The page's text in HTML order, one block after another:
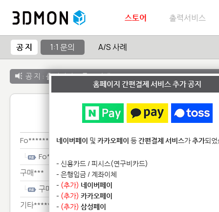
스토어 출력서비스
공 지 1:1 문의 A/S 사례
공 지 : 출력서비스 종료 안내
1:1 문
Fo********************
Fo********************
구매***
구매***
기타**************
홈페이지 간편결제 서비스 추가 공지
네이버페이 및 카카오페이 등간편결제 서비스가추가되
- 신용카드 / 피시스(연구비카드)
- 은행입금 / 계좌이체
- (추가) 네이버페이
- (추가) 카카오페이
- (추가) 삼성페이